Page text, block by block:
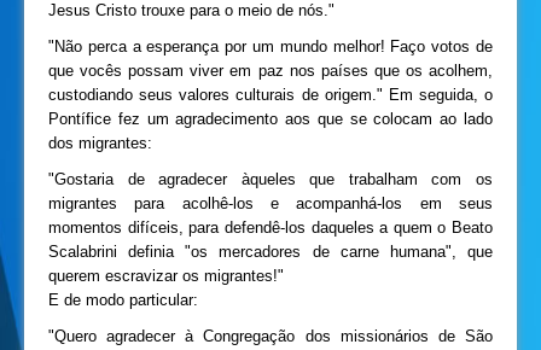
Jesus Cristo trouxe para o meio de nós."
"Não perca a esperança por um mundo melhor! Faço votos de
que vocês possam viver em paz nos países que os acolhem,
custodiando seus valores culturais de origem." Em seguida, o
Pontífice fez um agradecimento aos que se colocam ao lado
dos migrantes:
"Gostaria de agradecer àqueles que trabalham com os
migrantes para acolhê-los e acompanhá-los em seus
momentos difíceis, para defendê-los daqueles a quem o Beato
Scalabrini definia "os mercadores de carne humana", que
querem escravizar os migrantes!"
E de modo particular:
"Quero agradecer à Congregação dos missionários de São